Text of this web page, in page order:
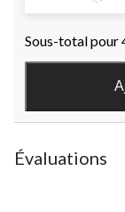
Sous-total pour
Évaluations